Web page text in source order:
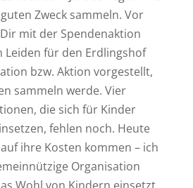
Zweck sammeln. Vor
mit der Spendenaktion
Leiden für den Erdlingshof
bzw. Aktion vorgestellt,
sammeln werde. Vier
die sich für Kinder
fehlen noch. Heute
ihre Kosten kommen – ich
Organisation